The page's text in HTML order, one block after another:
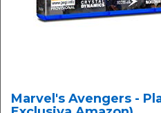
Marvel's Avengers -